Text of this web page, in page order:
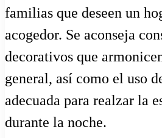
familias que deseen un
acogedor. Se aconseja
decorativos que
general, así como el uso
adecuada para realzar la
durante la noche.